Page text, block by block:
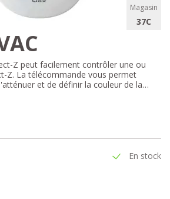
Magasin
37C
Z peut facilement contrôler une ou
Z. La télécommande vous permet
et de définir la couleur de la
RVB. Vous pouvez également
En stock